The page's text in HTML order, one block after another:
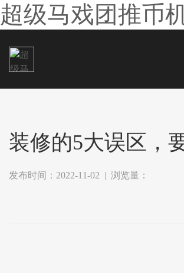
超级马戏团推币
装修的5大误区，
发布时间：2022-11-02 | 浏览量：